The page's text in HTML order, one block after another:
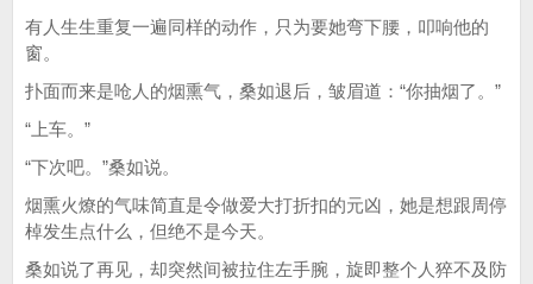
有人生生重复一遍同样的动作，只为要她弯下腰，叩响他的
窗。
扑面而来是呛人的烟熏气，桑如退后，皱眉道：“你抽烟了。”
“上车。”
“下次吧。”桑如说。
烟熏火燎的气味简直是令做爱大打折扣的元凶，她是想跟周停
棹发生点什么，但绝不是今天。
桑如说了再见，却突然间被拉住左手腕，旋即整个人猝不及防